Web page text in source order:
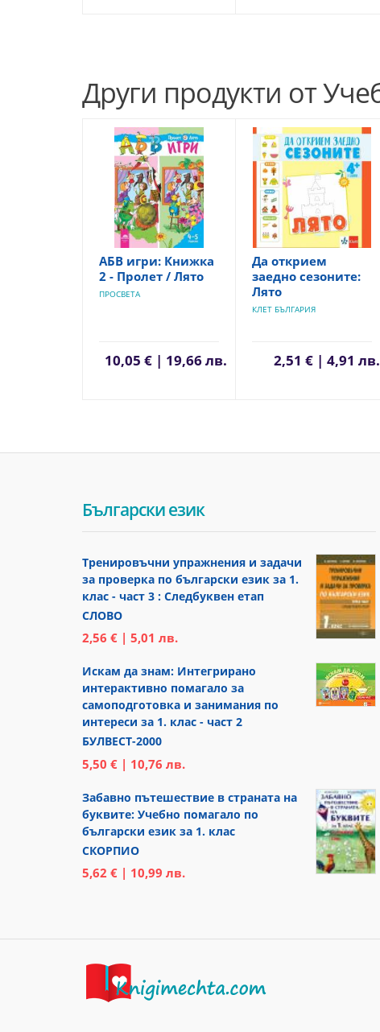
Други продукти от
АБВ игри: Книжка
2 - Пролет / Лято
ПРОСВЕТА
10,05 € | 19,66 лв.
Да открием
заедно сезоните:
Лято
КЛЕТ БЪЛГАРИЯ
2,51 € | 4,91 лв.
Български език
Тренировъчни упражнения и задачи
за проверка по български език за 1.
клас - част 3 : Следбуквен етап
СЛОВО
2,56 € | 5,01 лв.
Искам да знам: Интегрирано
интерактивно помагало за
самоподготовка и занимания по
интереси за 1. клас - част 2
БУЛВЕСТ-2000
5,50 € | 10,76 лв.
Забавно пътешествие в страната на
буквите: Учебно помагало по
български език за 1. клас
СКОРПИО
5,62 € | 10,99 лв.